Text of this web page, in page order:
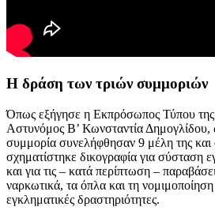
Η δράση των τριών συμμοριών
Όπως εξήγησε η Εκπρόσωπος Τύπου της
Αστυνόμος Β’ Κωνσταντία Δημογλίδου,
συμμορία συνελήφθησαν 9 μέλη της και
σχηματίστηκε δικογραφία για σύσταση
και για τις – κατά περίπτωση –
ναρκωτικά, τα όπλα και τη
εγκληματικές δραστηριότητες.